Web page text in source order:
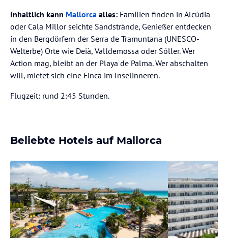
Inhaltlich kann Mallorca alles: Familien finden in Alcúdia
oder Cala Millor seichte Sandstrände, Genießer entdecken
in den Bergdörfern der Serra de Tramuntana (UNESCO-
Welterbe) Orte wie Deià, Valldemossa oder Sóller. Wer
Action mag, bleibt an der Playa de Palma. Wer abschalten
will, mietet sich eine Finca im Inselinneren.
Flugzeit: rund 2:45 Stunden.
Beliebte Hotels auf Mallorca